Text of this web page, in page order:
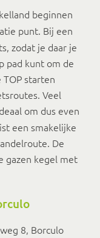
beginnen
punt. Bij een
zodat je daar je
pad kunt om de
starten
Veel
om dus even
een smakelijke
De
gazen kegel met
8, Borculo